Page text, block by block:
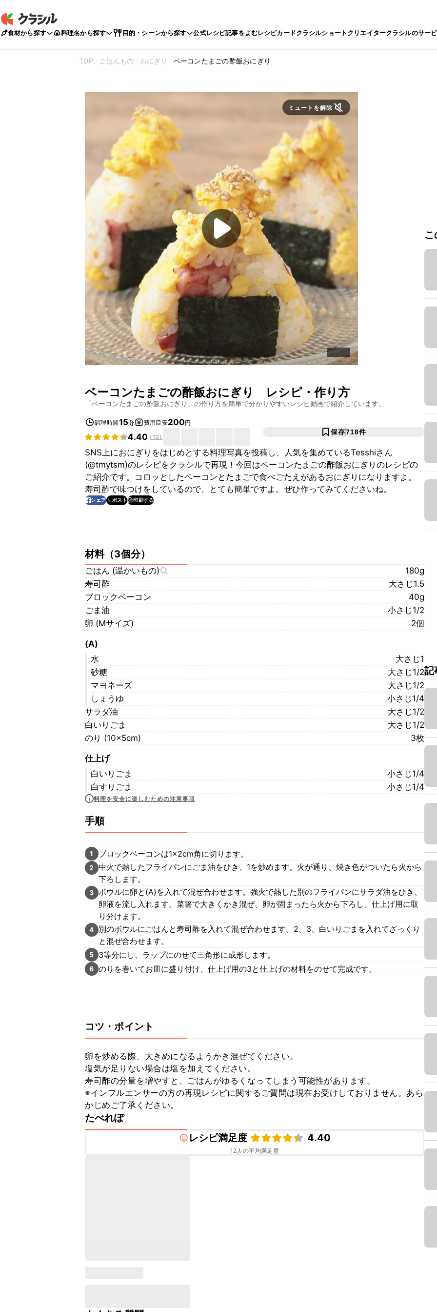
食材から探す 料理名から探す 目的・シーンから探す 公式レシピ記事をよむレシピカードクラシルショートクリエイタークラシルのサー
TOP ごはんもの おにぎり ベーコンたまごの酢飯おにぎり
ミュートを解除
ベーコンたまごの酢飯おにぎり レシピ・作り方
「ベーコンたまごの酢飯おにぎり 」の作り方を簡単で分かりやすいレシピ動画で紹介しています。
調理時間15分 費用目安200円
4.40 (12)
保存718件
SNS上におにぎりをはじめとする料理写真を投稿し、人気を集めているTesshiさん
(@tmytsm)のレシピをクラシルで再現！今回はベーコンたまごの酢飯おにぎりのレシピの
ご紹介です。コロッとしたベーコンとたまごで食べごたえがあるおにぎりになりますよ。
寿司酢で味つけをしているので、とても簡単ですよ。ぜひ作ってみてくださいね。
シェア ポスト 印刷する
材料（3個分）
ごはん (温かいもの)
180g
寿司酢
大さじ1.5
ブロックベーコン
40g
ごま油
小さじ1/2
卵 (Mサイズ)
2個
(A)
水
大さじ1
砂糖
大さじ1/2
マヨネーズ
大さじ1/2
しょうゆ
小さじ1/4
サラダ油
大さじ1/2
白いりごま
大さじ1/2
のり (10×5cm)
3枚
仕上げ
白いりごま
小さじ1/4
白すりごま
小さじ1/4
料理を安全に楽しむための注意事項
手順
1 ブロックベーコンは1×2cm角に切ります。
2
中火で熱したフライパンにごま油をひき、1を炒めます。火が通り、焼き色がついたら火から
下ろします。
3 ボウルに卵と(A)を入れて混ぜ合わせます。強火で熱した別のフライパンにサラダ油をひき、
卵液を流し入れます。菜箸で大きくかき混ぜ、卵が固まったら火から下ろし、仕上げ用に取
り分けます。
4
別のボウルにごはんと寿司酢を入れて混ぜ合わせます。2、3、白いりごまを入れてざっくり
と混ぜ合わせます。
5 3等分にし、ラップにのせて三角形に成形します。
6 のりを巻いてお皿に盛り付け、仕上げ用の3と仕上げの材料をのせて完成です。
コツ・ポイント
卵を炒める際、大きめになるようかき混ぜてください。
塩気が足りない場合は塩を加えてください。
寿司酢の分量を増やすと、ごはんがゆるくなってしまう可能性があります。
※インフルエンサーの方の再現レシピに関するご質問は現在お受けしておりません。あら
かじめご了承ください。
たべれぽ
レシピ満足度
4.40
12人の平均満足度
記